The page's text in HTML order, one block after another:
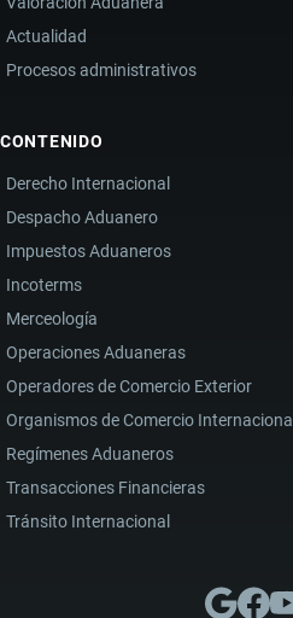
Actualidad
Procesos administrativos
CONTENIDO
Derecho Internacional
Despacho Aduanero
Impuestos Aduaneros
Incoterms
Merceología
Operaciones Aduaneras
Operadores de Comercio Exterior
Organismos de Comercio Internacional
Regímenes Aduaneros
Transacciones Financieras
Tránsito Internacional